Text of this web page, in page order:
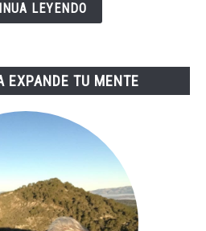
LEYENDO
EXPANDE TU MENTE